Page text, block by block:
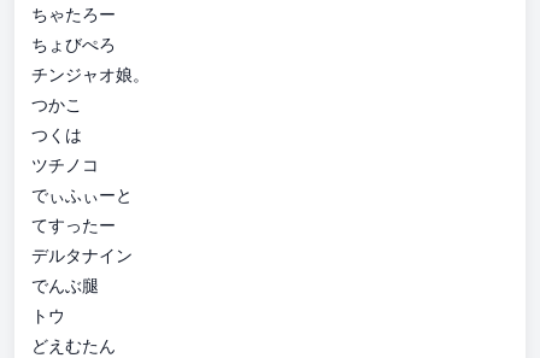
ちゃたろー
ちょびぺろ
チンジャオ娘。
つかこ
つくは
ツチノコ
でぃふぃーと
てすったー
デルタナイン
でんぶ腿
トウ
どえむたん